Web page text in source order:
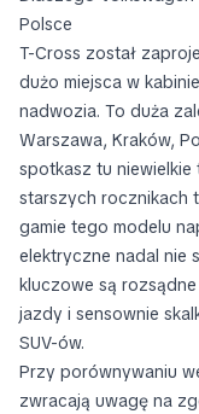
Polsce
T-Cross został
dużo miejsca w
nadwozia. To duża
Warszawa, Kraków,
spotkasz tu
starszych rocznikach
gamie tego modelu
elektryczne nadal nie
kluczowe są
jazdy i sensownie
SUV-ów.
Przy porównywaniu
zwracają uwagę na